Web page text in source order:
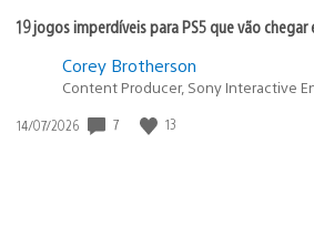
19 jogos imperdíveis para PS5 que vão chegar
Corey Brotherson
Content Producer, Sony Interactive
Data
14/07/2026 7 13